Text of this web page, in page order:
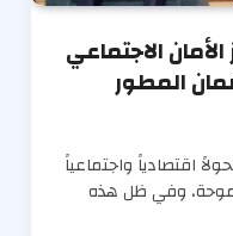
الاجتماعي
المطور
اقتصادياً واجتماعياً
وفي ظل هذه